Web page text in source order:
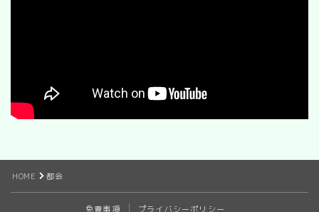
HOME 都会
免責事項 プライバシーポリシー